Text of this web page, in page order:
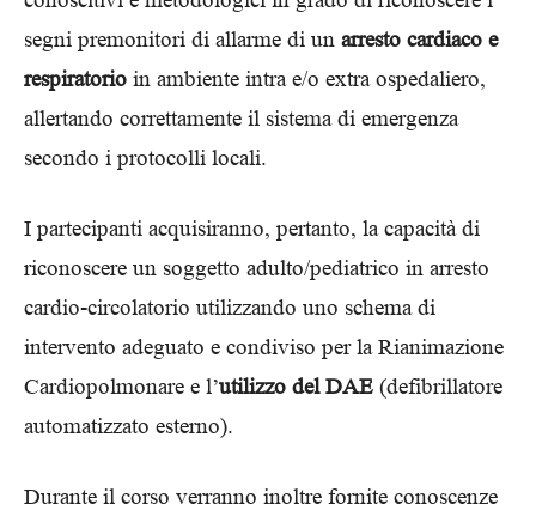
segni premonitori di allarme di un arresto cardiaco e
respiratorio in ambiente intra e/o extra ospedaliero,
allertando correttamente il sistema di emergenza
secondo i protocolli locali.
I partecipanti acquisiranno, pertanto, la capacità di
riconoscere un soggetto adulto/pediatrico in arresto
cardio-circolatorio utilizzando uno schema di
intervento adeguato e condiviso per la Rianimazione
Cardiopolmonare e l’utilizzo del DAE (defibrillatore
automatizzato esterno).
Durante il corso verranno inoltre fornite conoscenze